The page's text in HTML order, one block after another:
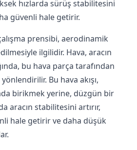
hızlarda sürüş stabilitesini
güvenli hale getirir.
prensibi, aerodinamik
ilgilidir. Hava, aracın
bu hava parça tarafından
Bu hava akışı,
birikmek yerine, düzgün bir
aracın stabilitesini artırır,
hale getirir ve daha düşük